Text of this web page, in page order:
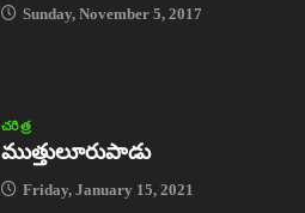
Sunday, November 5, 2017
చరిత్ర
ముత్తులూరుపాడు
Friday, January 15, 2021